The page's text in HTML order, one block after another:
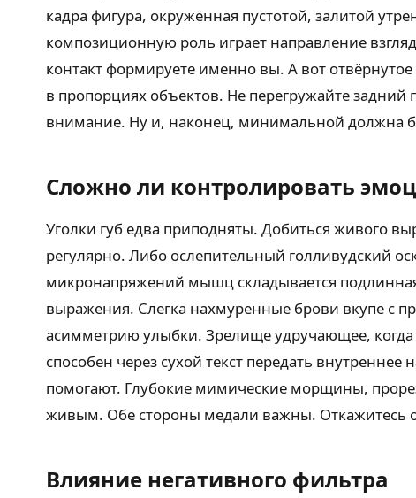
кадра фигура, окружённая пустотой, залитой
композиционную роль играет направление
контакт формируете именно вы. А вот
в пропорциях объектов. Не перегружайте
внимание. Ну и, наконец, минимальной должна
Сложно ли контролировать
Уголки губ едва приподняты. Добиться живого
регулярно. Либо ослепительный голливудский
микронапряжений мышц складывается
выражения. Слегка нахмуренные брови вкупе с
асимметрию улыбки. Зрелище удручающее,
способен через сухой текст передать
помогают. Глубокие мимические морщины,
живым. Обе стороны медали важны. Откажитесь
Влияние негативного фильтра